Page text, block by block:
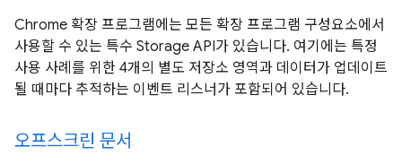
Chrome 확장 프로그램에는 모든 확장 프로그램 구성요소에서
사용할 수 있는 특수 Storage API가 있습니다. 여기에는 특정
사용 사례를 위한 4개의 별도 저장소 영역과 데이터가 업데이트
될 때마다 추적하는 이벤트 리스너가 포함되어 있습니다.
오프스크린 문서